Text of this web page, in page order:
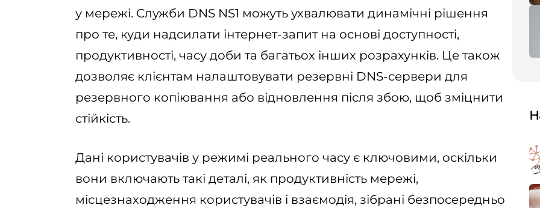
у мережі. Служби DNS NS1 можуть ухвалювати динамічні рішення
про те, куди надсилати інтернет-запит на основі доступності,
продуктивності, часу доби та багатьох інших розрахунків. Це також
дозволяє клієнтам налаштовувати резервні DNS-сервери для
резервного копіювання або відновлення після збою, щоб зміцнити
стійкість.
Дані користувачів у режимі реального часу є ключовими, оскільки
вони включають такі деталі, як продуктивність мережі,
місцезнаходження користувачів і взаємодія, зібрані безпосередньо